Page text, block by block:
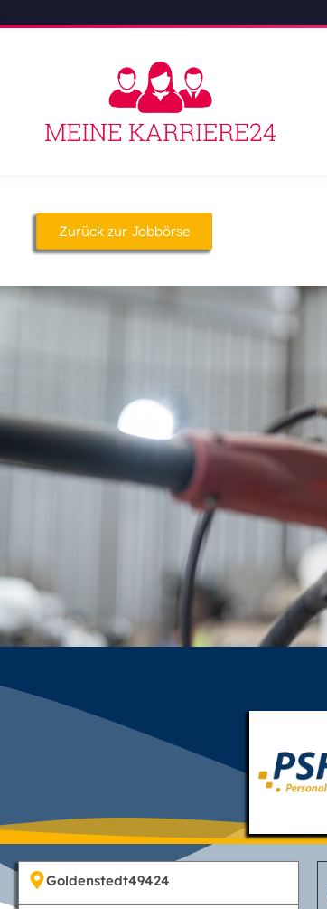
Zurück zur Jobbörse
Goldenstedt49424